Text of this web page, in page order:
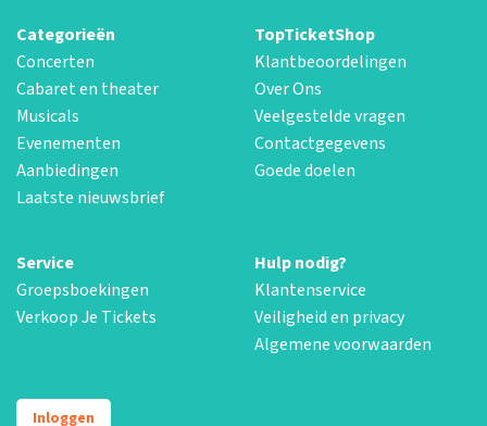
Categorieën
Concerten
Cabaret en theater
Musicals
Evenementen
Aanbiedingen
Laatste nieuwsbrief
TopTicketShop
Klantbeoordelingen
Over Ons
Veelgestelde vragen
Contactgegevens
Goede doelen
Service
Groepsboekingen
Verkoop Je Tickets
Hulp nodig?
Klantenservice
Veiligheid en privacy
Algemene voorwaarden
Inloggen